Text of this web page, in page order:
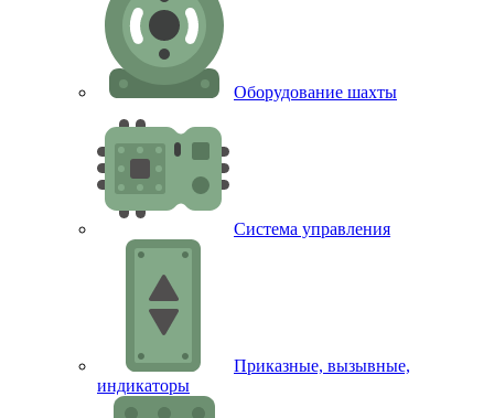
Оборудование шахты
Система управления
Приказные, вызывные,
индикаторы